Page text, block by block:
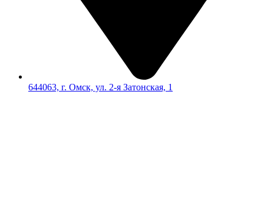
644063, г. Омск, ул. 2-я Затонская, 1